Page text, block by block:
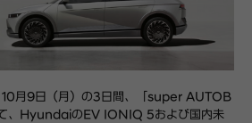
月9日（月）の3日間、「super AUTOB
、HyundaiのEV IONIQ 5および国内未